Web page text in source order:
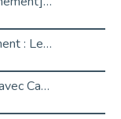
Travailler autrement : Le défi de l'intégration des maladies chroniques en entreprise
Primark recrute avec Cap Emploi 92, une matinée couronnée de succès !